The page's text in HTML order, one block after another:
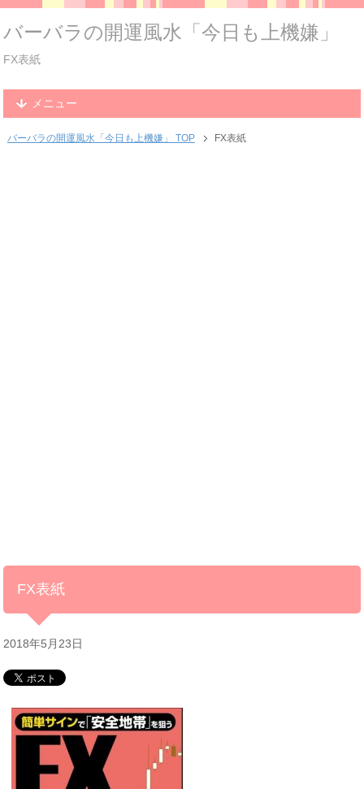
バーバラの開運風水「今日も上機嫌」
FX表紙
メニュー
バーバラの開運風水「今日も上機嫌」 TOP FX表紙
FX表紙
2018年5月23日